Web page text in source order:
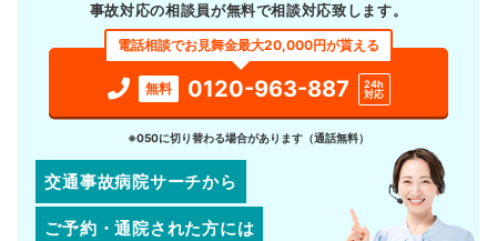
事故対応の相談員が無料で相談対応致します。
電話相談でお見舞金最大20,000円が貰える
無料 0120-963-887
24h
対応
※050に切り替わる場合があります（通話無料）
交通事故病院サーチから
ご予約・通院された方には